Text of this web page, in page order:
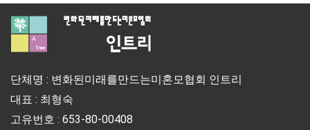
단체명 : 변화된미래를만드는미혼모협회 인트리
대표 : 최형숙
고유번호 : 653-80-00408